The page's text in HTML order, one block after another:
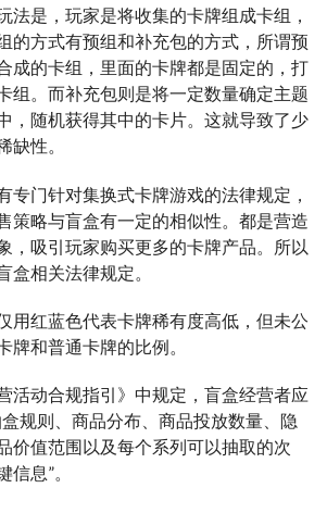
法是，玩家是将收集的卡牌组成卡组，
的方式有预组和补充包的方式，所谓预
成的卡组，里面的卡牌都是固定的，打
组。而补充包则是将一定数量确定主题
，随机获得其中的卡片。这就导致了少
缺性。
专门针对集换式卡牌游戏的法律规定，
策略与盲盒有一定的相似性。都是营造
，吸引玩家购买更多的卡牌产品。所以
盒相关法律规定。
用红蓝色代表卡牌稀有度高低，但未公
牌和普通卡牌的比例。
活动合规指引》中规定，盲盒经营者应
规则、商品分布、商品投放数量、隐
价值范围以及每个系列可以抽取的次
息”。